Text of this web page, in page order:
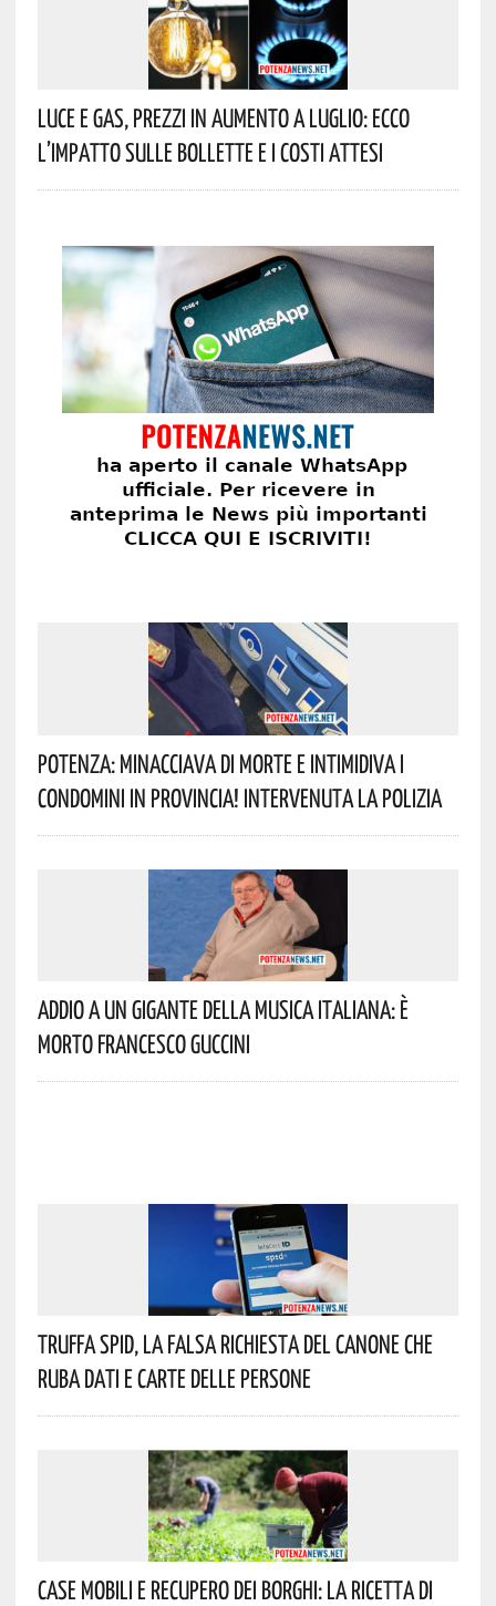
Luce E Gas, Prezzi In Aumento A Luglio: Ecco
L’impatto Sulle Bollette E I Costi Attesi
Potenza: Minacciava Di Morte E Intimidiva I
Condomini In Provincia! Intervenuta La Polizia
Addio A Un Gigante Della Musica Italiana: È
Morto Francesco Guccini
Truffa Spid, La Falsa Richiesta Del Canone Che
Ruba Dati E Carte Delle Persone
Case Mobili E Recupero Dei Borghi: La Ricetta Di